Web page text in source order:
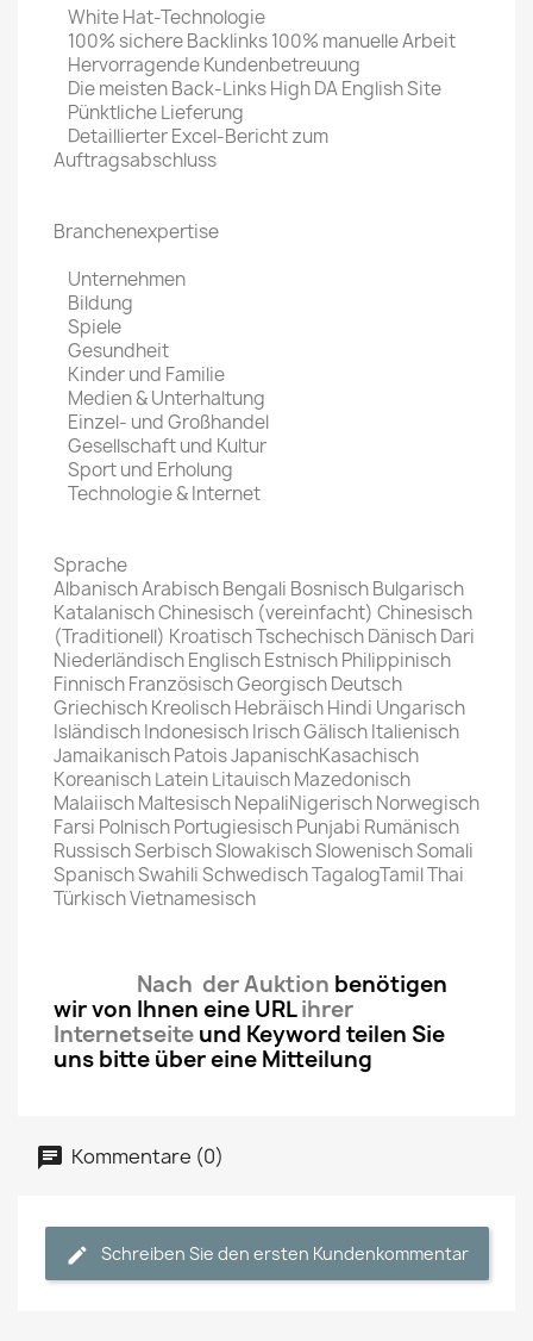
White Hat-Technologie
100% sichere Backlinks 100% manuelle Arbeit
Hervorragende Kundenbetreuung
Die meisten Back-Links High DA English Site
Pünktliche Lieferung
Detaillierter Excel-Bericht zum
Auftragsabschluss
Branchenexpertise
Unternehmen
Bildung
Spiele
Gesundheit
Kinder und Familie
Medien & Unterhaltung
Einzel- und Großhandel
Gesellschaft und Kultur
Sport und Erholung
Technologie & Internet
Sprache
Albanisch Arabisch Bengali Bosnisch Bulgarisch
Katalanisch Chinesisch (vereinfacht) Chinesisch
(Traditionell) Kroatisch Tschechisch Dänisch Dari
Niederländisch Englisch Estnisch Philippinisch
Finnisch Französisch Georgisch Deutsch
Griechisch Kreolisch Hebräisch Hindi Ungarisch
Isländisch Indonesisch Irisch Gälisch Italienisch
Jamaikanisch Patois JapanischKasachisch
Koreanisch Latein Litauisch Mazedonisch
Malaiisch Maltesisch NepaliNigerisch Norwegisch
Farsi Polnisch Portugiesisch Punjabi Rumänisch
Russisch Serbisch Slowakisch Slowenisch Somali
Spanisch Swahili Schwedisch TagalogTamil Thai
Türkisch Vietnamesisch
Nach der Auktion benötigen
wir von Ihnen eine URL ihrer
Internetseite und Keyword teilen Sie
uns bitte über eine Mitteilung
Kommentare (0)
Schreiben Sie den ersten Kundenkommentar